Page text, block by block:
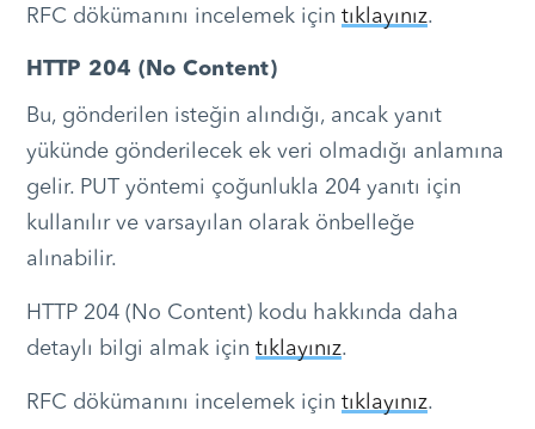
RFC dökümanını incelemek için tıklayınız.
HTTP 204 (No Content)
Bu, gönderilen isteğin alındığı, ancak yanıt
yükünde gönderilecek ek veri olmadığı anlamına
gelir. PUT yöntemi çoğunlukla 204 yanıtı için
kullanılır ve varsayılan olarak önbelleğe
alınabilir.
HTTP 204 (No Content) kodu hakkında daha
detaylı bilgi almak için tıklayınız.
RFC dökümanını incelemek için tıklayınız.